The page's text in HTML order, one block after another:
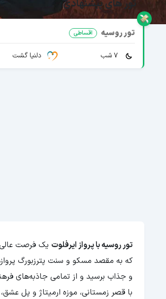
تور های پیشنهادی
تور روسیه اقساطی
دلنیا گشت
تور روسیه با پرواز ایرفلوت یک فرصت عالی
که به مقصد مسکو و سنت پترزبورگ
و جذاب برسید و از تمامی جاذبه‌های
با قصر زمستانی، موزه ارمیتاژ و پل